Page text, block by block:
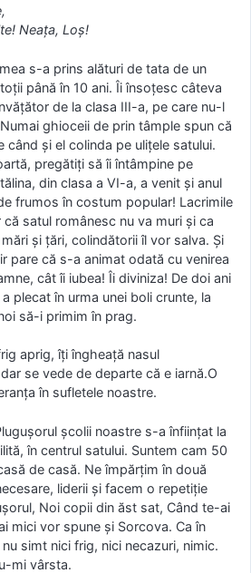
Neața, Loș!
s-a prins alături de tata de un
până în 10 ani. Îi însoțesc câteva
de la clasa III-a, pe care nu-l
ghioceii de prin tâmple spun că
când și el colinda pe ulițele satului.
pregătiți să îi întâmpine pe
din clasa a VI-a, a venit și anul
frumos în costum popular! Lacrimile
satul românesc nu va muri și ca
și țări, colindătorii îl vor salva. Și
pare că s-a animat odată cu venirea
cât îi iubea! Îi diviniza! De doi ani
plecat în urma unei boli crunte, la
să-i primim în prag.
aprig, îți îngheață nasul
se vede de departe că e iarnă.O
în sufletele noastre.
școlii noastre s-a înființat la
în centrul satului. Suntem cam 50
de casă. Ne împărțim în două
liderii și facem o repetiție
Noi copii din ăst sat, Când te-ai
mici vor spune și Sorcova. Ca în
simt nici frig, nici necazuri, nimic.
mi vârsta.